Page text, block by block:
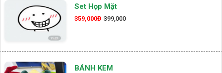
Set Họp Mặt
359,000Đ 399,000
BÁNH KEM